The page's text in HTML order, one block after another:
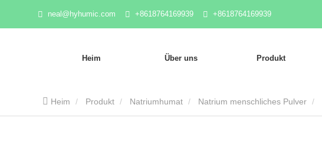
neal@hyhumic.com +8618764169939 +8618764169939
Heim Über uns Produkt
Heim Produkt Natriumhumat Natrium menschliches Pulver